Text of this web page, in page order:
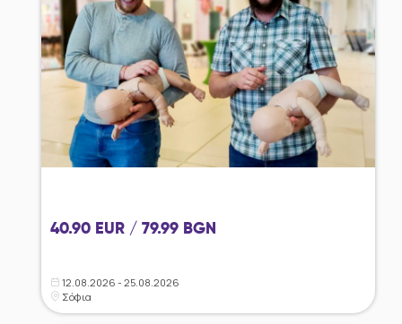
40.90 EUR / 79.99 BGN
12.08.2026 - 25.08.2026
Σόφια